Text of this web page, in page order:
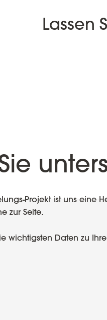
Lassen
Projekt ist uns eine
zur Seite.
wichtigsten Daten zu